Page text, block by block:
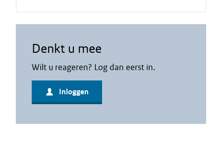
Denkt u mee
Wilt u reageren? Log dan eerst in.
Inloggen